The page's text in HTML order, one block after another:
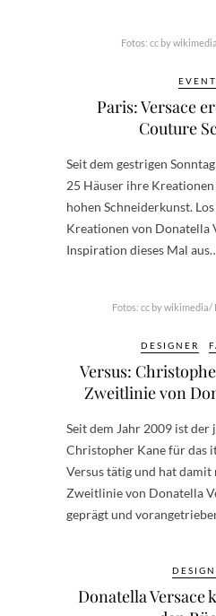
Fotos: cc by
Paris: Versace
Couture
Seit dem gestrigen
25 Häuser ihre
hohen Schneiderkunst.
Kreationen von Donatella
Inspiration dieses Mal
Fotos: cc by wikimedia/
DESIGNER
Versus:
Zweitlinie von
Seit dem Jahr 2009 ist der
Christopher Kane für das
Versus tätig und hat
Zweitlinie von Donatella
geprägt und
Donatella Versace